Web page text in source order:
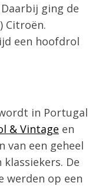
ging de
Citroën.
een hoofdrol
in Portugal
& Vintage en
van een geheel
De
werden op een